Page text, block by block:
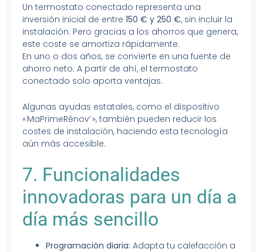
Un termostato conectado representa una
inversión inicial de entre150 € y 250 €, sin incluir la
instalación. Pero gracias a los ahorros que genera,
este coste se amortiza rápidamente.
En uno o dos años, se convierte en una fuente de
ahorro neto. A partir de ahí, el termostato
conectado solo aporta ventajas.
Algunas ayudas estatales, como el dispositivo
« MaPrimeRénov’ », también pueden reducir los
costes de instalación, haciendo esta tecnología
aún más accesible.
7. Funcionalidades
innovadoras para un día a
día más sencillo
Programación diaria: Adapta tu calefacción a